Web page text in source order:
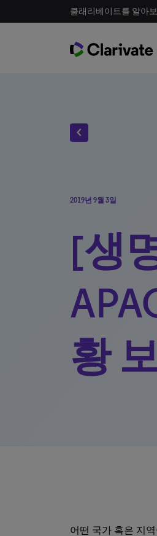
클래리베이트를 알아
chevron_left
2019년 9월 3일
[생
황
어떤 국가 혹은 지